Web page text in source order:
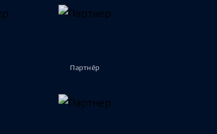
Партнёр